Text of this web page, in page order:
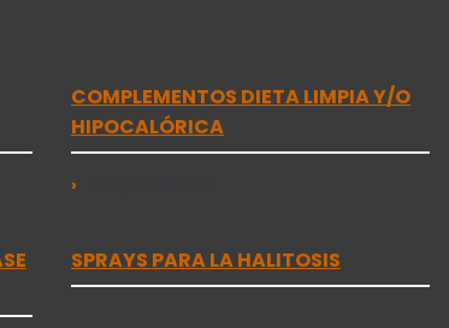
COMPLEMENTOS DIETA LIMPIA Y/O
HIPOCALÓRICA
SPRAYS PARA LA HALITOSIS